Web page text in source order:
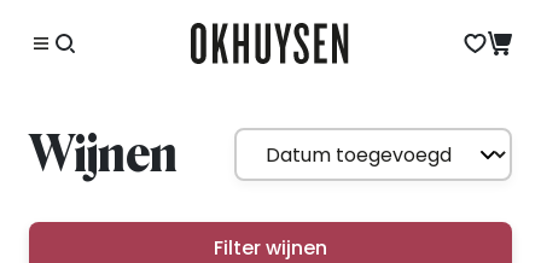
Wijnen
Filter wijnen